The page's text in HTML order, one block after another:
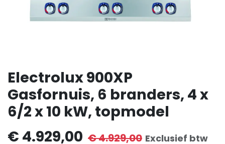
Electrolux 900XP
Gasfornuis, 6 branders, 4 x
6/2 x 10 kW, topmodel
€ 4.929,00 €4.929,00 Exclusief btw